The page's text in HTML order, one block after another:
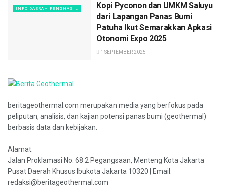
INFO DAERAH PENGHASIL
Kopi Pyconon dan UMKM Saluyu
dari Lapangan Panas Bumi
Patuha Ikut Semarakkan Apkasi
Otonomi Expo 2025
1 SEPTEMBER 2025
beritageothermal.com merupakan media yang berfokus pada
peliputan, analisis, dan kajian potensi panas bumi (geothermal)
berbasis data dan kebijakan.
Alamat:
Jalan Proklamasi No. 68 2 Pegangsaan, Menteng Kota Jakarta
Pusat Daerah Khusus Ibukota Jakarta 10320 | Email:
redaksi@beritageothermal.com